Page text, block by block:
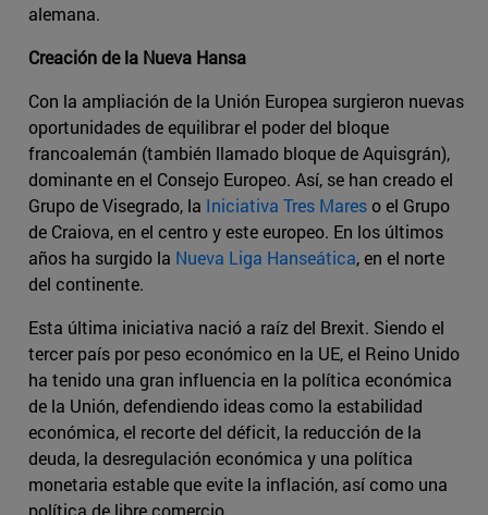
alemana.
Creación de la Nueva Hansa
Con la ampliación de la Unión Europea surgieron nuevas
oportunidades de equilibrar el poder del bloque
francoalemán (también llamado bloque de Aquisgrán),
dominante en el Consejo Europeo. Así, se han creado el
Grupo de Visegrado, la Iniciativa Tres Mareso el Grupo
de Craiova, en el centro y este europeo. En los últimos
años ha surgido la Nueva Liga Hanseática, en el norte
del continente.
Esta última iniciativa nació a raíz del Brexit. Siendo el
tercer país por peso económico en la UE, el Reino Unido
ha tenido una gran influencia en la política económica
de la Unión, defendiendo ideas como la estabilidad
económica, el recorte del déficit, la reducción de la
deuda, la desregulación económica y una política
monetaria estable que evite la inflación, así como una
política de libre comercio.